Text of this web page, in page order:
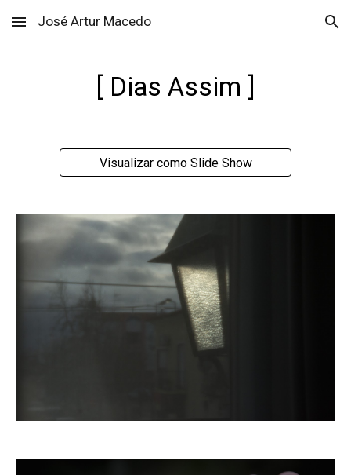
Skip to main content Skip to navigation
José Artur Macedo
[ Dias Assim ]
Visualizar como Slide Show